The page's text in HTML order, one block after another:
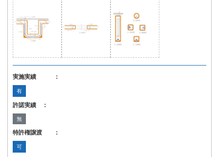
実施実績 ：
有
許諾実績 ：
無
特許権譲渡 ：
可